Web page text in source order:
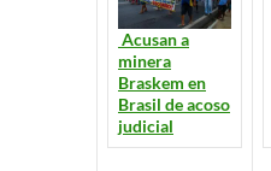
Acusan a
minera
Braskem en
Brasil de acoso
judicial